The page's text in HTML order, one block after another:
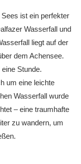
ist ein perfekter
Wasserfall und
liegt auf der
dem Achensee.
Stunde.
um eine leichte
Wasserfall wurde
– eine traumhafte
zu wandern, um